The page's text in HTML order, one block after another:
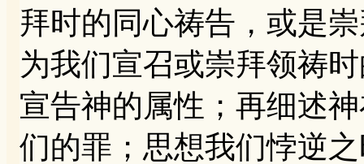
拜时的同心祷告，或是
为我们宣召或崇拜领祷
宣告神的属性；再细述
们的罪；思想我们悖逆